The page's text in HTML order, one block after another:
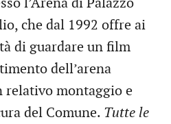
l’Arena di Palazzo
che dal 1992 offre ai
di guardare un film
dell’arena
relativo montaggio e
del Comune. Tutte le